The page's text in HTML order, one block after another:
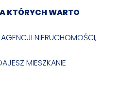
KTÓRYCH WARTO
NIERUCHOMOŚCI,
MIESZKANIE